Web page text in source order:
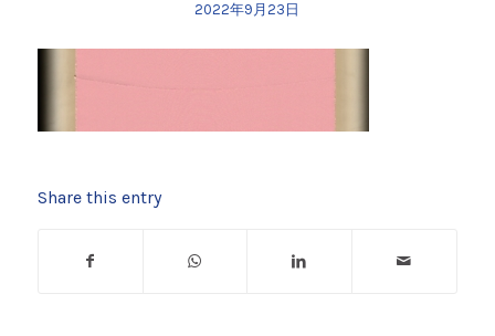
2022年9月23日
Share this entry